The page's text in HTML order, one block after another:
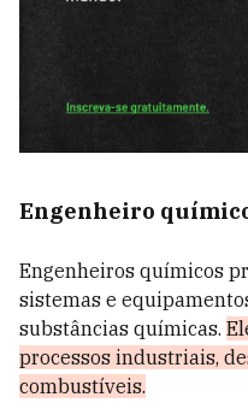
Engenheiro
Engenheiros químicos
sistemas e
substâncias químicas.
processos industriais,
combustíveis.